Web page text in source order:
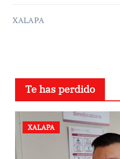
XALAPA
Te has perdido
XALAPA